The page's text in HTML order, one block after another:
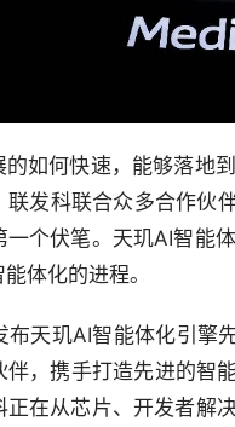
如何快速，能够落地
联发科联合众多合作伙
一个伏笔。天玑AI智能
体化的进程。
布天玑AI智能体化引擎
伴，携手打造先进的智
正在从芯片、开发者解